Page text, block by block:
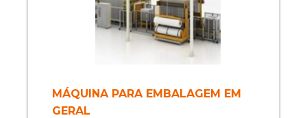
MÁQUINA PARA EMBALAGEM EM
GERAL